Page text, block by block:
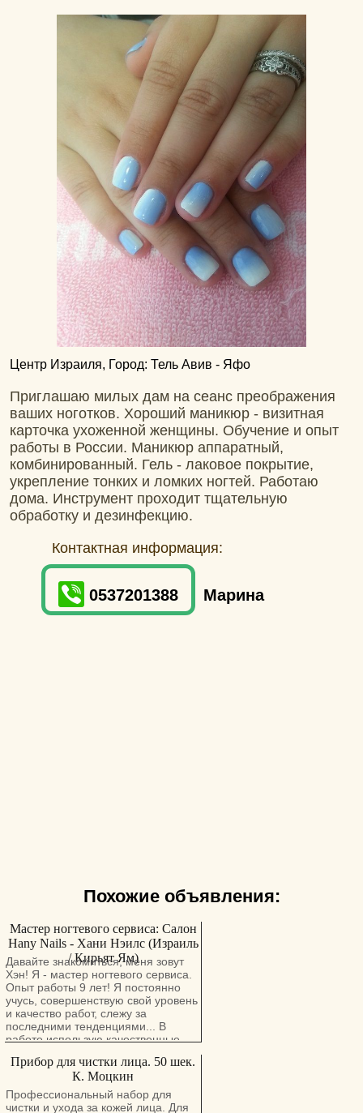
Центр Израиля, Город: Тель Авив - Яфо
Приглашаю милых дам на сеанс преображения
ваших ноготков. Хороший маникюр - визитная
карточка ухоженной женщины. Обучение и опыт
работы в России. Маникюр аппаратный,
комбинированный. Гель - лаковое покрытие,
укрепление тонких и ломких ногтей. Работаю
дома. Инструмент проходит тщательную
обработку и дезинфекцию.
Контактная информация:
0537201388 Марина
Похожие объявления:
Мастер ногтевого сервиса: Салон
Hany Nails - Хани Нэилс (Израиль
/ Кирьят Ям)
Давайте знакомиться, меня зовут
Хэн! Я - мастер ногтевого сервиса.
Опыт работы 9 лет! Я постоянно
учусь, совершенствую свой уровень
и качество работ, слежу за
последними тенденциями... В
работе использую качественные
насчитывает более 200 цветов! Я
работаю во многих "ручных"
техниках: рисую, инкрустирую ногти
стразами и декоративными
Прибор для чистки лица. 50 шек.
К. Моцкин
Профессиональный набор для
чистки и ухода за кожей лица. Для